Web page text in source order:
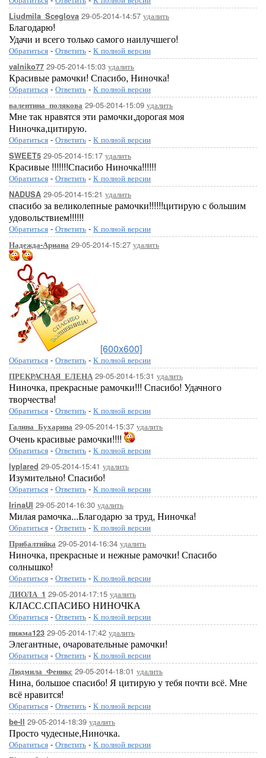
Liudmila_Sceglova 29-05-2014-14:57 удалить
Благодарю!
Удачи и всего только самого наилучшего!
Обратиться - Ответить - К полной версии
valniko77 29-05-2014-15:03 удалить
Красивые рамочки! Спасибо, Ниночка!
Обратиться - Ответить - К полной версии
валентина_полякова 29-05-2014-15:09 удалить
Мне так нравятся эти рамочки,дорогая моя
Ниночка,цитирую.
Обратиться - Ответить - К полной версии
SWEET5 29-05-2014-15:17 удалить
Красивые !!!!!!!Спасибо Ниночка!!!!!!
Обратиться - Ответить - К полной версии
NADUSA 29-05-2014-15:21 удалить
спасибо за великолепные рамочки!!!!!!цитирую с большим
удовольствием!!!!!!
Обратиться - Ответить - К полной версии
Надежда-Ариана 29-05-2014-15:27 удалить
[600x600]
Обратиться - Ответить - К полной версии
ПРЕКРАСНАЯ_ЕЛЕНА 29-05-2014-15:31 удалить
Ниночка, прекрасные рамочки!!! Спасибо! Удачного
творчества!
Обратиться - Ответить - К полной версии
Галина_Бухарина 29-05-2014-15:37 удалить
Очень красивые рамочки!!!!
Обратиться - Ответить - К полной версии
lyplared 29-05-2014-15:41 удалить
Изумительно! Спасибо!
Обратиться - Ответить - К полной версии
IrinaUl 29-05-2014-16:30 удалить
Милая рамочка...Благодарю за труд, Ниночка!
Обратиться - Ответить - К полной версии
Прибалтийка 29-05-2014-16:34 удалить
Ниночка, прекрасные и нежные рамочки! Спасибо
солнышко!
Обратиться - Ответить - К полной версии
ЛИОЛА_1 29-05-2014-17:15 удалить
КЛАСС.СПАСИБО НИНОЧКА
Обратиться - Ответить - К полной версии
пижма123 29-05-2014-17:42 удалить
Элегантные, очаровательные рамочки!
Обратиться - Ответить - К полной версии
Людмила_Феникс 29-05-2014-18:01 удалить
Нина, большое спасибо! Я цитирую у тебя почти всё. Мне
всё нравится!
Обратиться - Ответить - К полной версии
be-ll 29-05-2014-18:39 удалить
Просто чудесные,Ниночка.
Обратиться - Ответить - К полной версии